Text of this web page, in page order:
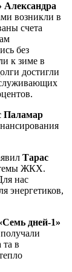
возникли в
счета
без
к зиме в
достигли
Паламар
Тарас
ЖКХ.
нас
энергетиков,
дней-1»
та в